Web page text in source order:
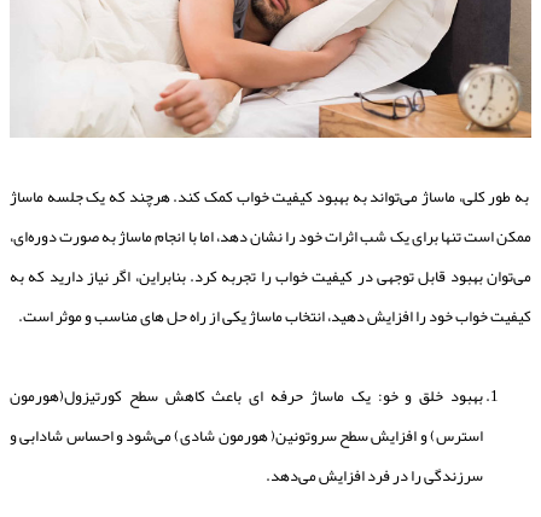
به طور کلی، ماساژ می‌تواند به بهبود کیفیت خواب کمک کند. هرچند که یک جلسه ماساژ
ممکن است تنها برای یک شب اثرات خود را نشان دهد، اما با انجام ماساژ به صورت دوره‌ای،
می‌توان بهبود قابل توجهی در کیفیت خواب را تجربه کرد. بنابراین، اگر نیاز دارید که به
کیفیت خواب خود را افزایش دهید، انتخاب ماساژ یکی از راه حل های مناسب و موثر است.
بهبود خلق و خو: یک ماساژ حرفه ای باعث کاهش سطح کورتیزول(هورمون
استرس) و افزایش سطح سروتونین( هورمون شادی) می‌شود و احساس شادابی و
سرزندگی را در فرد افزایش می‌دهد.